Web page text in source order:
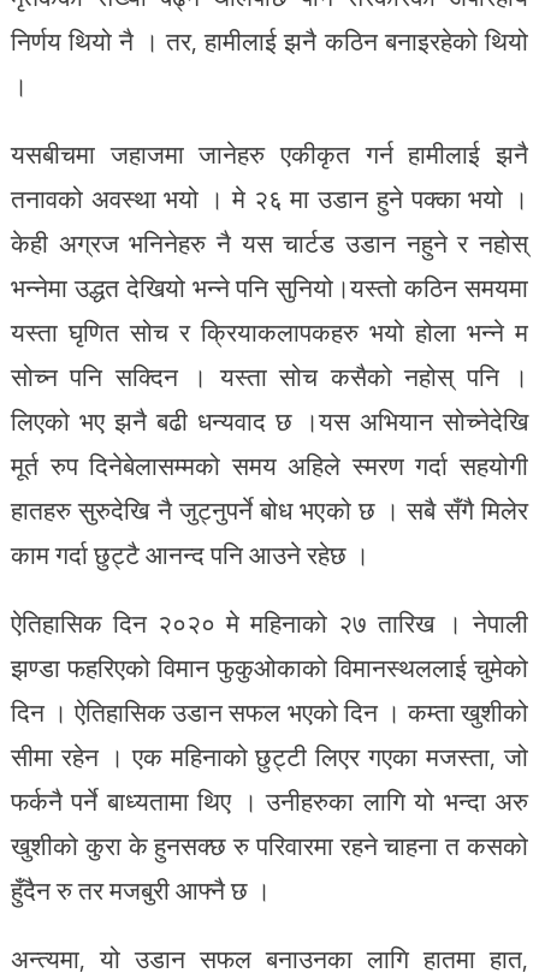
निर्णय थियो नै । तर, हामीलाई झनै कठिन बनाइरहेको थियो
।
यसबीचमा जहाजमा जानेहरु एकीकृत गर्न हामीलाई झनै
तनावको अवस्था भयो । मे २६ मा उडान हुने पक्का भयो ।
केही अग्रज भनिनेहरु नै यस चार्टड उडान नहुने र नहोस्
भन्नेमा उद्धत देखियो भन्ने पनि सुनियो।यस्तो कठिन समयमा
यस्ता घृणित सोच र क्रियाकलापकहरु भयो होला भन्ने म
सोच्न पनि सक्दिन । यस्ता सोच कसैको नहोस् पनि ।
लिएको भए झनै बढी धन्यवाद छ ।यस अभियान सोच्नेदेखि
मूर्त रुप दिनेबेलासम्मको समय अहिले स्मरण गर्दा सहयोगी
हातहरु सुरुदेखि नै जुट्नुपर्ने बोध भएको छ । सबै सँगै मिलेर
काम गर्दा छुट्टै आनन्द पनि आउने रहेछ ।
ऐतिहासिक दिन २०२० मे महिनाको २७ तारिख । नेपाली
झण्डा फहरिएको विमान फुकुओकाको विमानस्थललाई चुमेको
दिन । ऐतिहासिक उडान सफल भएको दिन । कम्ता खुशीको
सीमा रहेन । एक महिनाको छुट्टी लिएर गएका मजस्ता, जो
फर्कनै पर्ने बाध्यतामा थिए । उनीहरुका लागि यो भन्दा अरु
खुशीको कुरा के हुनसक्छ रु परिवारमा रहने चाहना त कसको
हुँदैन रु तर मजबुरी आफ्नै छ ।
अन्त्यमा, यो उडान सफल बनाउनका लागि हातमा हात,